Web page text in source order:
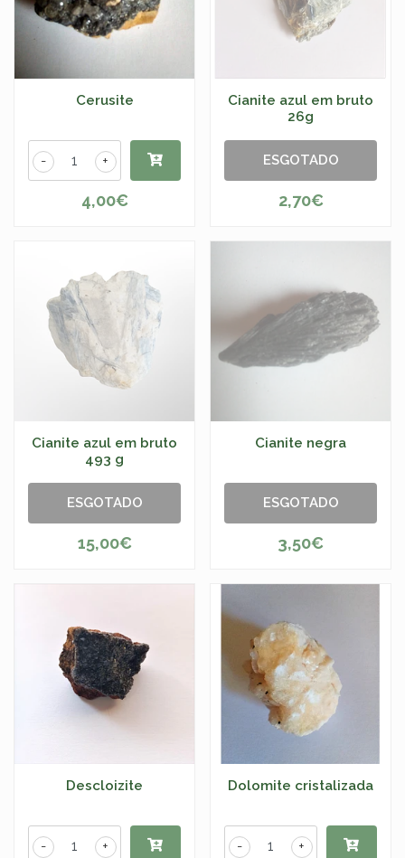
Cerusite
+
-
4,00€
Cianite azul em bruto
26g
ESGOTADO
2,70€
Cianite azul em bruto
493 g
ESGOTADO
15,00€
Cianite negra
ESGOTADO
3,50€
Descloizite
+
-
Dolomite cristalizada
+
-